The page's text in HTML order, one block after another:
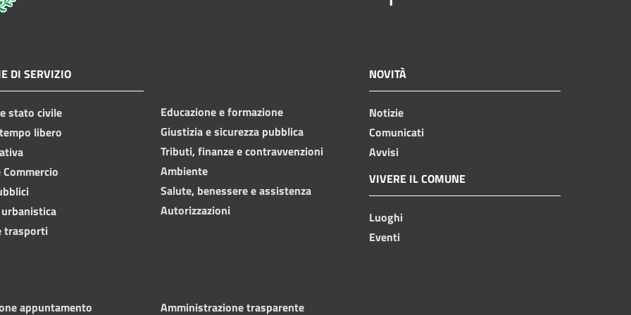
DI SERVIZIO
stato civile
libero
trasporti
Educazione e formazione
Giustizia e sicurezza pubblica
Tributi, finanze e contravvenzioni
Ambiente
Salute, benessere e assistenza
Autorizzazioni
NOVITÀ
Notizie
Comunicati
Avvisi
VIVERE IL COMUNE
Luoghi
Eventi
appuntamento Amministrazione trasparente